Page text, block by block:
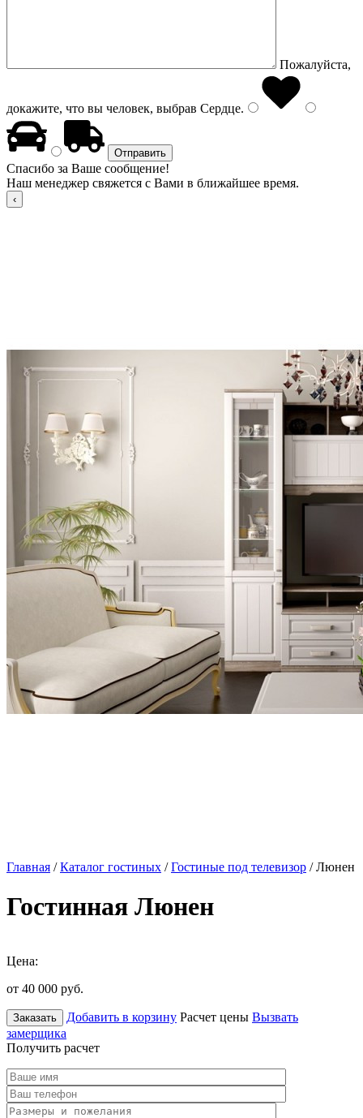
Пожалуйста,
докажите, что вы человек, выбрав Сердце.
Спасибо за Ваше сообщение!
Наш менеджер свяжется с Вами в ближайшее время.
Главная /Каталог гостиных /Гостиные под телевизор / Люнен
Гостинная Люнен
Цена:
от 40 000 руб.
Заказать Добавить в корзину Расчет цены Вызвать
замерщика
Получить расчет